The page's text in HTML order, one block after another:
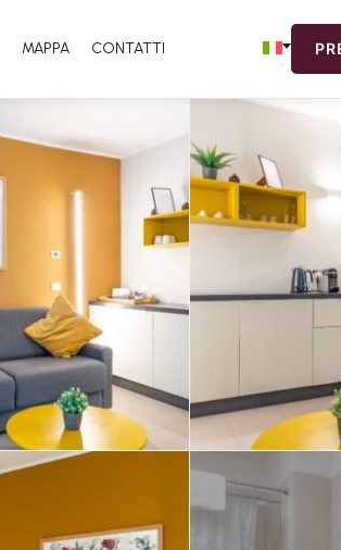
MAPPA CONTATTI